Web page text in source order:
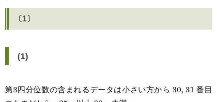
〔1〕
(1)
第3四分位数の含まれるデータは小さい方から 30, 31 番目